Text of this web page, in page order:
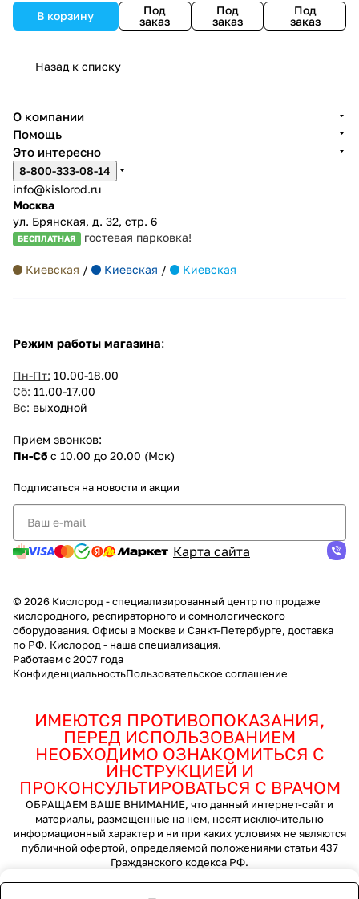
В корзину
Под
заказ
Под
заказ
Под
заказ
Назад к списку
О компании
Помощь
Это интересно
8-800-333-08-14
info@kislorod.ru
Москва
ул. Брянская, д. 32, стр. 6
БЕСПЛАТНАЯ гостевая парковка!
Киевская / Киевская / Киевская
Режим работы магазина:
Пн-Пт: 10.00-18.00
Сб: 11.00-17.00
Вс: выходной
Прием звонков:
Пн-Сб с 10.00 до 20.00 (Мск)
Подписаться на новости и акции
Карта сайта
© 2026 Кислород - специализированный центр по продаже
кислородного, респираторного и сомнологического
оборудования. Офисы в Москве и Санкт-Петербурге, доставка
по РФ. Кислород - наша специализация.
Работаем с 2007 года
КонфиденциальностьПользовательское соглашение
ИМЕЮТСЯ ПРОТИВОПОКАЗАНИЯ,
ПЕРЕД ИСПОЛЬЗОВАНИЕМ
НЕОБХОДИМО ОЗНАКОМИТЬСЯ С
ИНСТРУКЦИЕЙ И
ПРОКОНСУЛЬТИРОВАТЬСЯ С ВРАЧОМ
ОБРАЩАЕМ ВАШЕ ВНИМАНИЕ, что данный интернет-сайт и
материалы, размещенные на нем, носят исключительно
информационный характер и ни при каких условиях не являются
публичной офертой, определяемой положениями статьи 437
Гражданского кодекса РФ.